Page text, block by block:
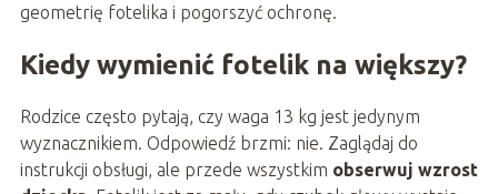
geometrię fotelika i pogorszyć ochronę.
Kiedy wymienić fotelik na większy?
Rodzice często pytają, czy waga 13 kg jest jedynym
wyznacznikiem. Odpowiedź brzmi: nie. Zaglądaj do
instrukcji obsługi, ale przede wszystkim obserwuj wzrost